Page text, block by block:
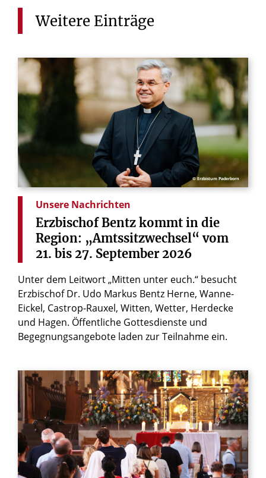
Weitere Einträge
© Erzbistum Paderborn
Unsere Nachrichten
Erzbischof Bentz kommt in die
Region: „Amtssitzwechsel“ vom
21. bis 27. September 2026
Unter dem Leitwort „Mitten unter euch.“ besucht
Erzbischof Dr. Udo Markus Bentz Herne, Wanne-
Eickel, Castrop-Rauxel, Witten, Wetter, Herdecke
und Hagen. Öffentliche Gottesdienste und
Begegnungsangebote laden zur Teilnahme ein.